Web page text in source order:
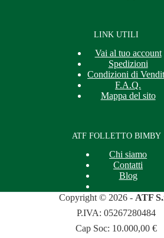
LINK UTILI
Vai al tuo account
Spedizioni
Condizioni di
F.A.Q.
Mappa del sito
ATF FOLLETTO BIMBY
Chi siamo
Contatti
Blog
Copyright © 2026 - ATF
P.IVA: 05267280484
Cap Soc: 10.000,00 €